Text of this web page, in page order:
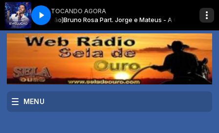
TOCANDO AGORA
(DVD Evolução) Bruno Rosa Part. Jorge e Mateus - A Grama Do
MENU